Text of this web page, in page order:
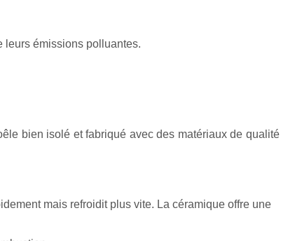
leurs émissions polluantes.
bien isolé et fabriqué avec des matériaux de qualité
mais refroidit plus vite. La céramique offre une